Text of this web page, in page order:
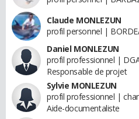
Claude MONLEZUN
profil personnel |
Daniel MONLEZUN
profil professionnel |
Responsable de projet
Sylvie MONLEZUN
profil professionnel |
Aide-documentaliste